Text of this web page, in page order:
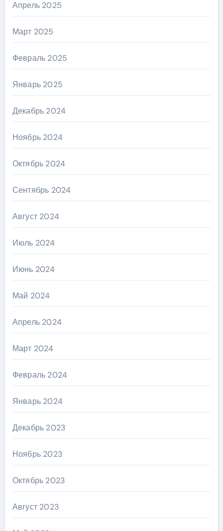
Апрель 2025
Март 2025
Февраль 2025
Январь 2025
Декабрь 2024
Ноябрь 2024
Октябрь 2024
Сентябрь 2024
Август 2024
Июль 2024
Июнь 2024
Май 2024
Апрель 2024
Март 2024
Февраль 2024
Январь 2024
Декабрь 2023
Ноябрь 2023
Октябрь 2023
Август 2023